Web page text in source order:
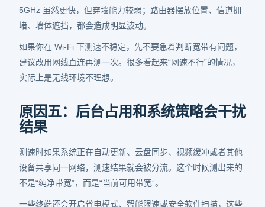
5GHz 虽然更快，但穿墙能力较弱；路由器摆放位置、信道拥
堵、墙体遮挡，都会造成明显波动。
如果你在 Wi-Fi 下测速不稳定，先不要急着判断宽带有问题，
建议改用网线直连再测一次。很多看起来“网速不行”的情况，
实际上是无线环境不理想。
原因五：后台占用和系统策略会干扰
结果
测速时如果系统正在自动更新、云盘同步、视频缓冲或者其他
设备共享同一网络，测速结果就会被分流。这个时候测出来的
不是“纯净带宽”，而是“当前可用带宽”。
一些终端还会开启省电模式、智能限速或安全软件扫描，这些